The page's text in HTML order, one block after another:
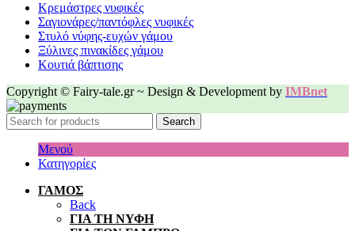
Κρεμάστρες νυφικές
Σαγιονάρες/παντόφλες νυφικές
Στυλό νύφης-ευχών γάμου
Ξύλινες πινακίδες γάμου
Κουτιά βάπτισης
Copyright © Fairy-tale.gr ~ Design & Development by IMBnet
Search
Μενού
Κατηγορίες
ΓΑΜΟΣ
Back
ΓΙΑ ΤΗ ΝΥΦΗ